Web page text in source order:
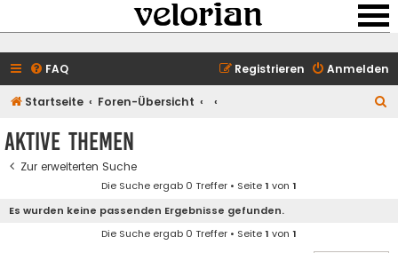
FAQ Anmelden
Registrieren
Startseite Foren-Übersicht
Aktive Themen
Zur erweiterten Suche
Die Suche ergab 0 Treffer • Seite1 von 1
Es wurden keine passenden Ergebnisse gefunden.
Die Suche ergab 0 Treffer • Seite1 von 1